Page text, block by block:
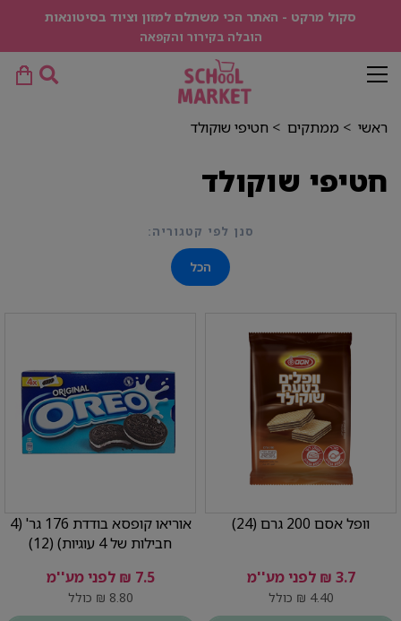
סקול מרקט - האתר הכי משתלם למזון וציוד בסיטונאות
הובלה בקירור והקפאה
ראשי > ממתקים > חטיפי שוקולד
חטיפי שוקולד
סנן לפי קטגוריה:
הכל
וופל אסם 200 גרם (24)
3.7 ₪ לפני מע''מ
4.40 ₪ כולל
אוריאו קופסא בודדת 176 גר' (4
חבילות של 4 עוגיות) (12)
7.5 ₪ לפני מע''מ
8.80 ₪ כולל